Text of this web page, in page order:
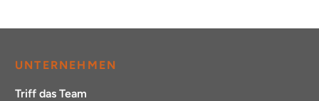
UNTERNEHMEN
Triff das Team